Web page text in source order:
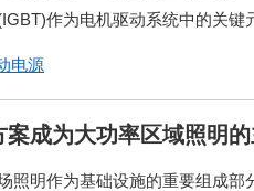
作为电机驱动系统中的关
电源
成为大功率区域照明
照明作为基础设施的重要组成